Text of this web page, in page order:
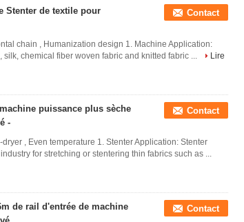
Stenter de textile pour
Contact
chain , Humanization design 1. Machine Application:
chemical fiber woven fabric and knitted fabric ...
Lire
puissance plus sèche
-
Contact
, Even temperature 1. Stenter Application: Stenter
for stretching or stentering thin fabrics such as ...
de rail d'entrée de machine
Contact